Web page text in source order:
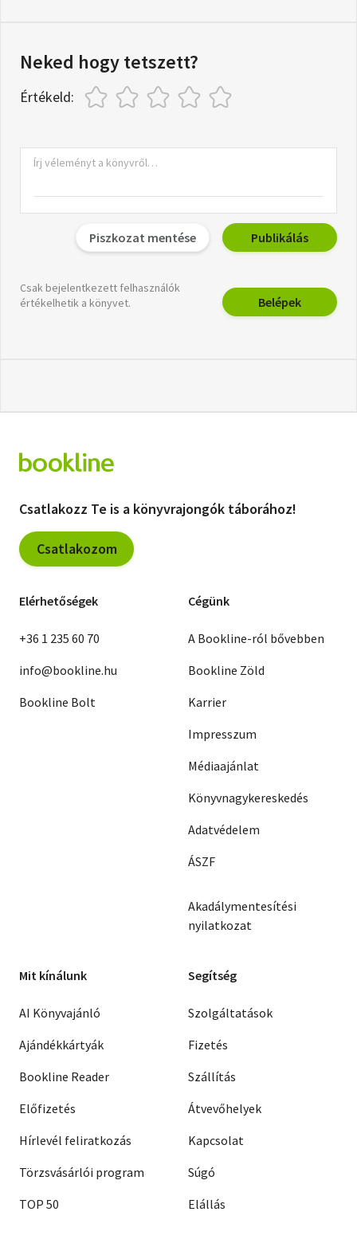
Neked hogy tetszett?
Értékeld:
Piszkozat mentése Publikálás
Csak bejelentkezett felhasználók
értékelhetik a könyvet.
Belépek
Csatlakozz Te is a könyvrajongók táborához!
Csatlakozom
Elérhetőségek
+36 1 235 60 70
info@bookline.hu
Bookline Bolt
Cégünk
A Bookline-ról bővebben
Bookline Zöld
Karrier
Impresszum
Médiaajánlat
Könyvnagykereskedés
Adatvédelem
ÁSZF
Akadálymentesítési
nyilatkozat
Mit kínálunk
AI Könyvajánló
Ajándékkártyák
Bookline Reader
Előfizetés
Hírlevél feliratkozás
Törzsvásárlói program
TOP 50
Segítség
Szolgáltatások
Fizetés
Szállítás
Átvevőhelyek
Kapcsolat
Súgó
Elállás